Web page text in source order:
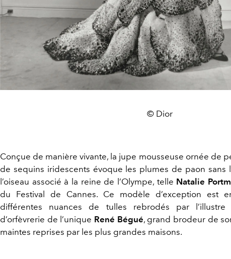
© Dior
Conçue de manière vivante, la jupe mousseuse ornée de
de sequins iridescents évoque les plumes de paon sans
l’oiseau associé à la reine de l’Olympe, telle Natalie
du Festival de Cannes. Ce modèle d’exception est
différentes nuances de tulles rebrodés par l’illustre
d’orfèvrerie de l’unique René Bégué, grand brodeur de
maintes reprises par les plus grandes maisons.